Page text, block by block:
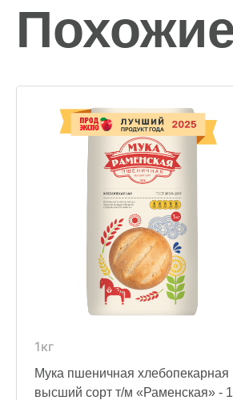
1кг
Мука пшеничная хлебопекарная
высший сорт т/м «Раменская» - 1